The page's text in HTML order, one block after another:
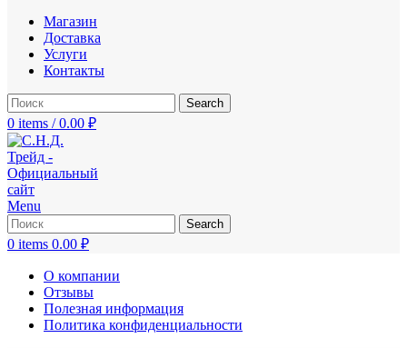
Магазин
Доставка
Услуги
Контакты
Search
0 items / 0.00 ₽
Menu
Search
0 items 0.00 ₽
О компании
Отзывы
Полезная информация
Политика конфиденциальности